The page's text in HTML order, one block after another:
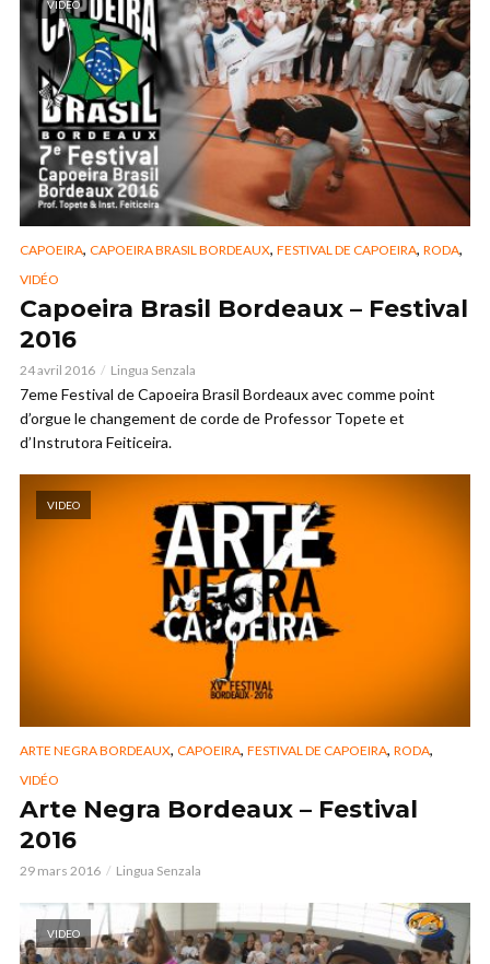
VIDEO
CAPOEIRA, CAPOEIRA BRASIL BORDEAUX, FESTIVAL DE CAPOEIRA, RODA,
VIDÉO
Capoeira Brasil Bordeaux – Festival
2016
24 avril 2016 Lingua Senzala
7eme Festival de Capoeira Brasil Bordeaux avec comme point
d’orgue le changement de corde de Professor Topete et
d’Instrutora Feiticeira.
VIDEO
ARTE NEGRA BORDEAUX, CAPOEIRA, FESTIVAL DE CAPOEIRA, RODA,
VIDÉO
Arte Negra Bordeaux – Festival
2016
29 mars 2016 Lingua Senzala
VIDEO